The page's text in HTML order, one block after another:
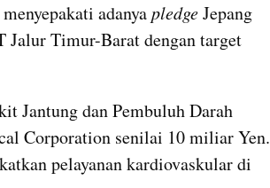
adanya pledge Jepang
Jalur Timur-Barat dengan target
Jantung dan Pembuluh Darah
Corporation senilai 10 miliar Yen.
pelayanan kardiovaskular di